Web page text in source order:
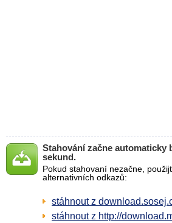
Stahování začne automaticky
sekund.
Pokud stahovaní nezačne,
alternativních odkazů:
stáhnout z
stáhnout z http://